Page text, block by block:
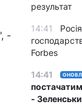
-
результат
14:41
Forbes
14:41
-